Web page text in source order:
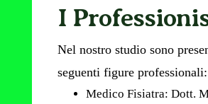
I
Nel nostro studio sono
seguenti figure professionali:
Medico Fisiatra: Dott.